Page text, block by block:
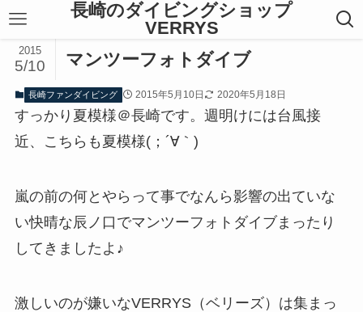
長崎のダイビングショップ
VERRYS
マンツーフォトダイブ
2015
5/10
長崎ファンダイビング 2015年5月10日 2020年5月18日
すっかり夏模様＠長崎です。週明けには台風接
近、こちらも夏模様(；´∀｀)
嵐の前の何とやらって事でなんら影響の出ていな
い快晴な辰ノ口でマンツーフォトダイブまったり
してきましたよ♪
激しいのが嫌いなVERRYS（ベリーズ）は集まっ